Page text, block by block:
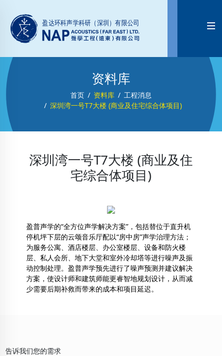

资料库
首页 资料库
工程消息
深圳湾一号T7大楼 (商业及住宅综合体项目)
深圳湾一号T7大楼 (商业及住
宅综合体项目)
盈普声学的“全方位声学解决方案”，包括替位于直升机
停机坪下层的云颂音乐厅配以“房中房”声学治理方法；
为服务公寓、酒店楼层、办公室楼层、设备和防火楼
层、私人会所、地下大堂和室外冷却塔等进行噪声及振
动控制处理。盈普声学预先进行了噪声预测并建议解决
方案，使设计师和建筑师能更睿智地规划设计，从而减
少需要后期补救而带来的成本和项目延迟。
告诉我们您的需求